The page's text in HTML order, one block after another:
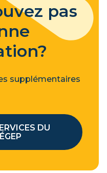
pas
supplémentaires
DU